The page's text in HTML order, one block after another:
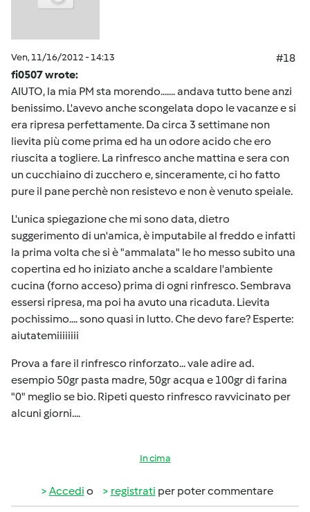
Ven, 11/16/2012 - 14:13
#18
fi0507 wrote:
AIUTO, la mia PM sta morendo....... andava tutto bene anzi
benissimo. L'avevo anche scongelata dopo le vacanze e si
era ripresa perfettamente. Da circa 3 settimane non
lievita più come prima ed ha un odore acido che ero
riuscita a togliere. La rinfresco anche mattina e sera con
un cucchiaino di zucchero e, sinceramente, ci ho fatto
pure il pane perchè non resistevo e non è venuto speiale.
L'unica spiegazione che mi sono data, dietro
suggerimento di un'amica, è imputabile al freddo e infatti
la prima volta che si è "ammalata" le ho messo subito una
copertina ed ho iniziato anche a scaldare l'ambiente
cucina (forno acceso) prima di ogni rinfresco. Sembrava
essersi ripresa, ma poi ha avuto una ricaduta. Lievita
pochissimo.... sono quasi in lutto. Che devo fare? Esperte:
aiutatemiiiiiiii
Prova a fare il rinfresco rinforzato... vale adire ad.
esempio 50gr pasta madre, 50gr acqua e 100gr di farina
"0" meglio se bio. Ripeti questo rinfresco ravvicinato per
alcuni giorni....
In cima
Accedi o registrati per poter commentare